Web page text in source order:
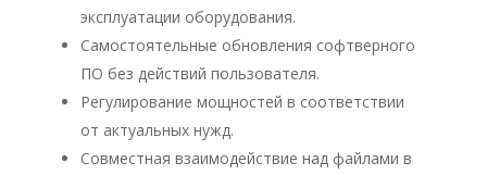
эксплуатации оборудования.
Самостоятельные обновления софтверного
ПО без действий пользователя.
Регулирование мощностей в соответствии
от актуальных нужд.
Совместная взаимодействие над файлами в